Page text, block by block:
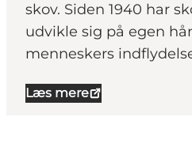
skov. Siden 1940 har
udvikle sig på egen
menneskers
Læs mere